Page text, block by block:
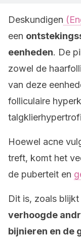
Deskundigen
een
eenheden. De
zowel de
van deze
folliculaire
Hoewel acne
treft, komt het
de puberteit en
Dit is, zoals blijkt
verhoogde
bijnieren en de